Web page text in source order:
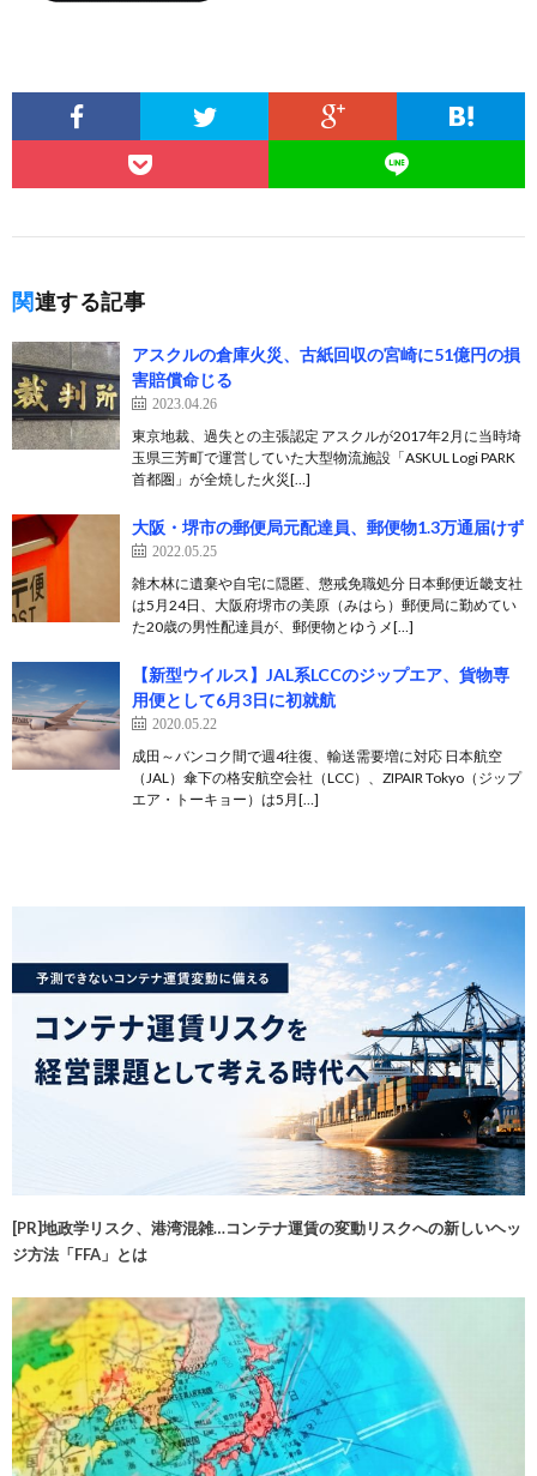
関連する記事
アスクルの倉庫火災、古紙回収の宮崎に51億円の損
害賠償命じる
2023.04.26
東京地裁、過失との主張認定 アスクルが2017年2月に当時埼
玉県三芳町で運営していた大型物流施設「ASKUL Logi PARK
首都圏」が全焼した火災[…]
大阪・堺市の郵便局元配達員、郵便物1.3万通届けず
2022.05.25
雑木林に遺棄や自宅に隠匿、懲戒免職処分 日本郵便近畿支社
は5月24日、大阪府堺市の美原（みはら）郵便局に勤めてい
た20歳の男性配達員が、郵便物とゆうメ[…]
【新型ウイルス】JAL系LCCのジップエア、貨物専
用便として6月3日に初就航
2020.05.22
成田～バンコク間で週4往復、輸送需要増に対応 日本航空
（JAL）傘下の格安航空会社（LCC）、ZIPAIR Tokyo（ジップ
エア・トーキョー）は5月[…]
[PR]地政学リスク、港湾混雑…コンテナ運賃の変動リスクへの新しいヘッ
ジ方法「FFA」とは